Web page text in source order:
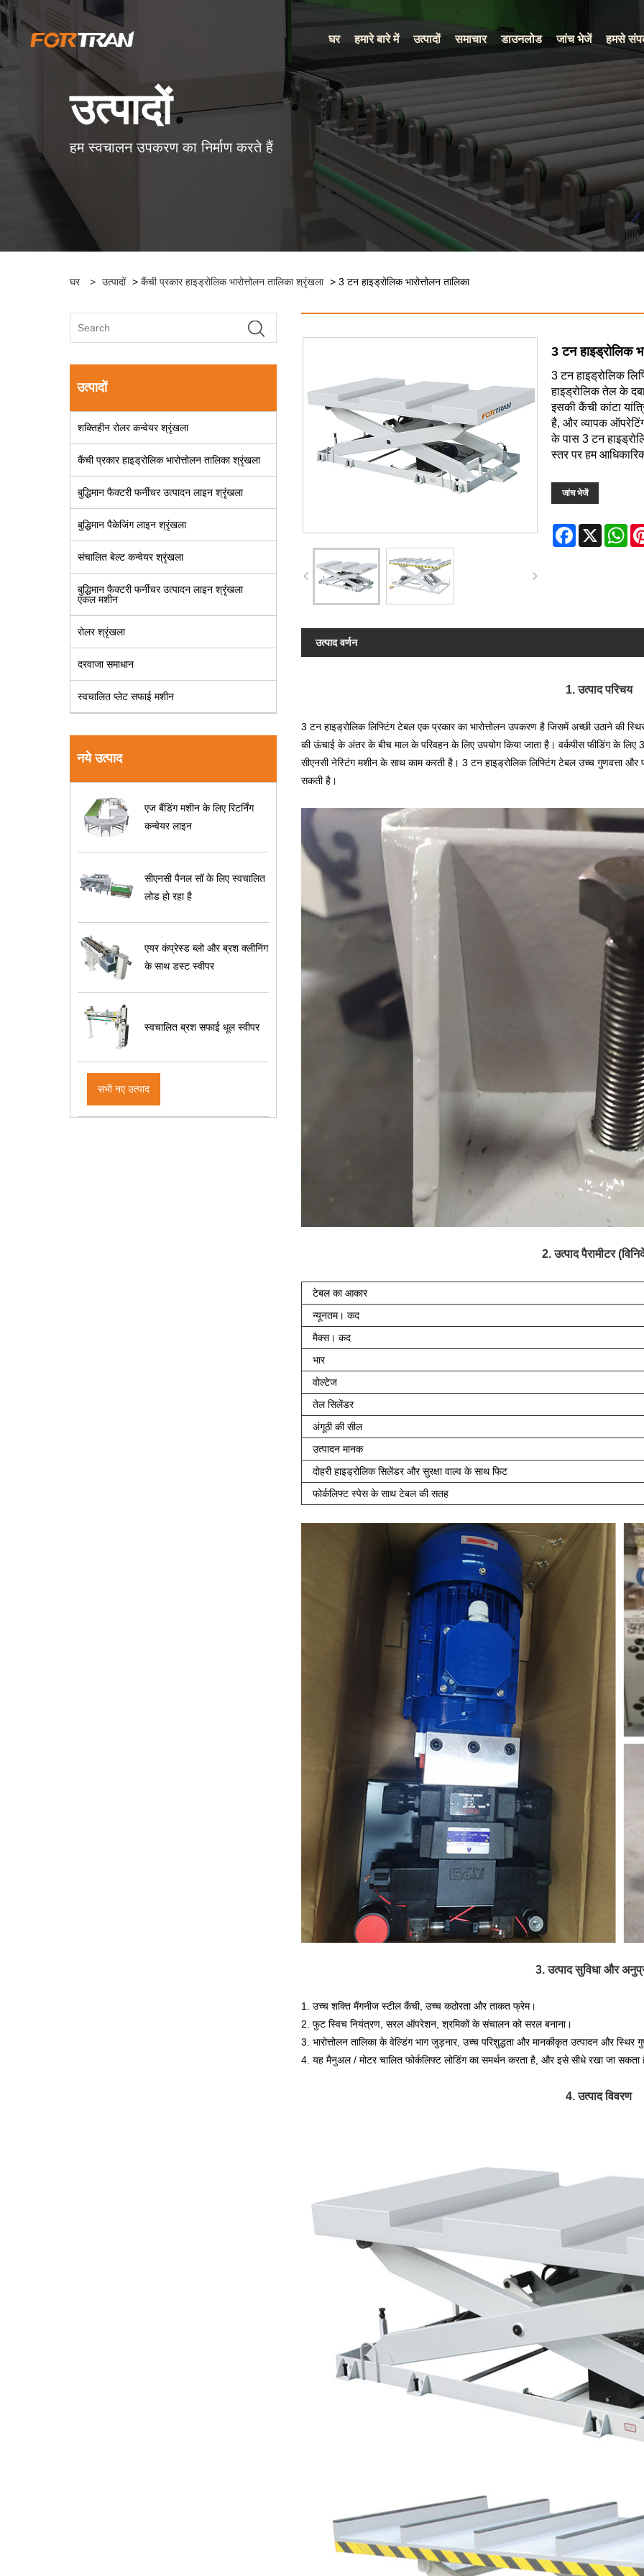
घर हमारे बारे में उत्पादों समाचार डाउनलोड जांच भेजें हमसे
उत्पादों
हम स्वचालन उपकरण का निर्माण करते हैं
घर > उत्पादों > कैंची प्रकार हाइड्रोलिक भारोत्तोलन तालिका श्रृंखला > 3 टन हाइड्रोलिक भारोत्तोलन तालिका
उत्पादों
शक्तिहीन रोलर कन्वेयर श्रृंखला
कैंची प्रकार हाइड्रोलिक भारोत्तोलन तालिका श्रृंखला
बुद्धिमान फैक्टरी फर्नीचर उत्पादन लाइन श्रृंखला
बुद्धिमान पैकेजिंग लाइन श्रृंखला
संचालित बेल्ट कन्वेयर श्रृंखला
बुद्धिमान फैक्टरी फर्नीचर उत्पादन लाइन श्रृंखला
एकल मशीन
रोलर श्रृंखला
दरवाजा समाधान
स्वचालित प्लेट सफाई मशीन
नये उत्पाद
एज बैंडिंग मशीन के लिए रिटर्निंग
कन्वेयर लाइन
सीएनसी पैनल सॉ के लिए स्वचालित
लोड हो रहा है
एयर कंप्रेस्ड ब्लो और ब्रश क्लीनिंग
के साथ डस्ट स्वीपर
स्वचालित ब्रश सफाई धूल स्वीपर
सभी नए उत्पाद
3 टन हाइड्रोलिक
3 टन हाइड्रोलिक
हाइड्रोलिक तेल के
इसकी कैंची कांटा
है, और व्यापक
के पास 3 टन
स्तर पर हम
जांच भेजें
Facebook
X
उत्पाद वर्णन
1. उत्पाद परिचय
3 टन हाइड्रोलिक लिफ्टिंग टेबल एक प्रकार का भारोत्तोलन उपकरण है जिसमें अच्छी उठाने की
की ऊंचाई के अंतर के बीच माल के परिवहन के लिए उपयोग किया जाता है। वर्कपीस फीडिंग के
सीएनसी नेस्टिंग मशीन के साथ काम करती है। 3 टन हाइड्रोलिक लिफ्टिंग टेबल उच्च गुणवत्ता और
सकती है।
2. उत्पाद पैरामीटर
टेबल का आकार
न्यूनतम। कद
मैक्स। कद
भार
वोल्टेज
तेल सिलेंडर
अंगूठी की सील
उत्पादन मानक
दोहरी हाइड्रोलिक सिलेंडर और सुरक्षा वाल्व के साथ फिट
फोर्कलिफ्ट स्पेस के साथ टेबल की सतह
3. उत्पाद सुविधा और
1. उच्च शक्ति मैंगनीज स्टील कैंची, उच्च कठोरता और ताकत फ्रेम।
2. फुट स्विच नियंत्रण, सरल ऑपरेशन, श्रमिकों के संचालन को सरल बनाना।
3. भारोत्तोलन तालिका के वेल्डिंग भाग जुड़नार, उच्च परिशुद्धता और मानकीकृत उत्पादन और स्थिर
4. यह मैनुअल / मोटर चालित फोर्कलिफ्ट लोडिंग का समर्थन करता है, और इसे सीधे रखा जा सकता
4. उत्पाद विवरण